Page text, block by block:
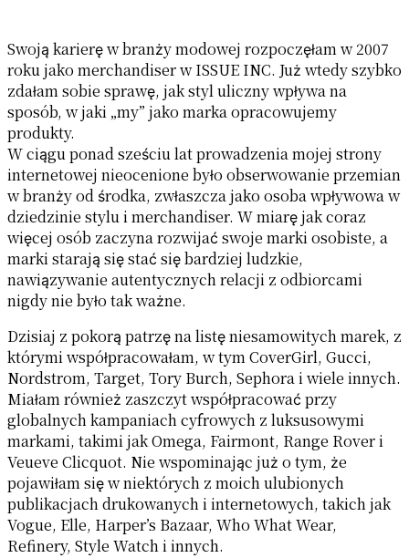
Swoją karierę w branży modowej rozpoczęłam w 2007
roku jako merchandiser w ISSUE INC. Już wtedy szybko
zdałam sobie sprawę, jak styl uliczny wpływa na
sposób, w jaki „my” jako marka opracowujemy
produkty.
W ciągu ponad sześciu lat prowadzenia mojej strony
internetowej nieocenione było obserwowanie przemian
w branży od środka, zwłaszcza jako osoba wpływowa w
dziedzinie stylu i merchandiser. W miarę jak coraz
więcej osób zaczyna rozwijać swoje marki osobiste, a
marki starają się stać się bardziej ludzkie,
nawiązywanie autentycznych relacji z odbiorcami
nigdy nie było tak ważne.
Dzisiaj z pokorą patrzę na listę niesamowitych marek, z
którymi współpracowałam, w tym CoverGirl, Gucci,
Nordstrom, Target, Tory Burch, Sephora i wiele innych.
Miałam również zaszczyt współpracować przy
globalnych kampaniach cyfrowych z luksusowymi
markami, takimi jak Omega, Fairmont, Range Rover i
Veueve Clicquot. Nie wspominając już o tym, że
pojawiłam się w niektórych z moich ulubionych
publikacjach drukowanych i internetowych, takich jak
Vogue, Elle, Harper’s Bazaar, Who What Wear,
Refinery, Style Watch i innych.